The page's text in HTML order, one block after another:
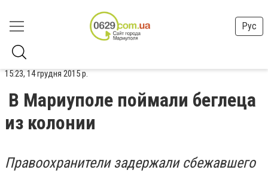
Рус
15:23, 14 грудня 2015 р.
В Мариуполе поймали беглеца
из колонии
Правоохранители задержали сбежавшего